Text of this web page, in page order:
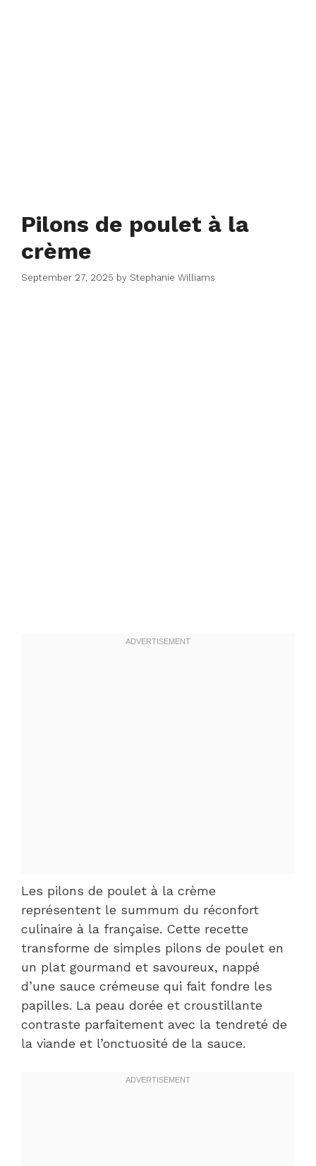
Pilons de poulet à la
crème
September 27, 2025 by Stephanie Williams
Les pilons de poulet à la crème
représentent le summum du réconfort
culinaire à la française. Cette recette
transforme de simples pilons de poulet en
un plat gourmand et savoureux, nappé
d’une sauce crémeuse qui fait fondre les
papilles. La peau dorée et croustillante
contraste parfaitement avec la tendreté de
la viande et l’onctuosité de la sauce.